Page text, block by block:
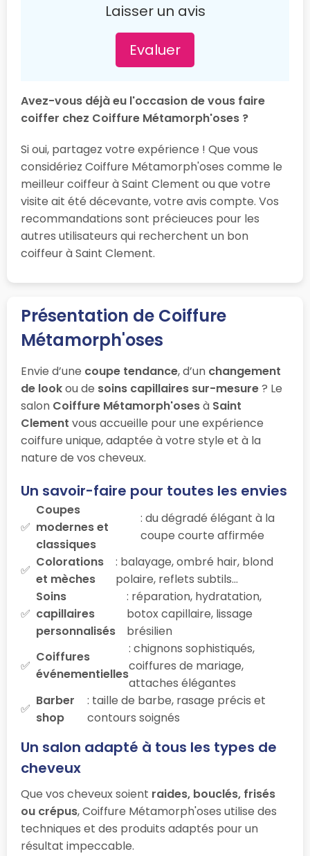
Laisser un avis
Evaluer
Avez-vous déjà eu l'occasion de vous faire
coiffer chez Coiffure Métamorph'oses ?
Si oui, partagez votre expérience ! Que vous
considériez Coiffure Métamorph'oses comme le
meilleur coiffeur à Saint Clement ou que votre
visite ait été décevante, votre avis compte. Vos
recommandations sont précieuces pour les
autres utilisateurs qui recherchent un bon
coiffeur à Saint Clement.
Présentation de Coiffure
Métamorph'oses
Envie d’une coupe tendance, d’un changement
de lookou de soins capillaires sur-mesure? Le
salon Coiffure Métamorph'osesà Saint
Clement vous accueille pour une expérience
coiffure unique, adaptée à votre style et à la
nature de vos cheveux.
Un savoir-faire pour toutes les envies
Coupes
modernes et
classiques
: du dégradé élégant à la
coupe courte affirmée
Colorations
et mèches
: balayage, ombré hair, blond
polaire, reflets subtils…
Soins
capillaires
personnalisés
: réparation, hydratation,
botox capillaire, lissage
brésilien
Coiffures
événementielles
: chignons sophistiqués,
coiffures de mariage,
attaches élégantes
Barber
shop
: taille de barbe, rasage précis et
contours soignés
Un salon adapté à tous les types de
cheveux
Que vos cheveux soient raides, bouclés, frisés
ou crépus, Coiffure Métamorph'oses utilise des
techniques et des produits adaptés pour un
résultat impeccable.